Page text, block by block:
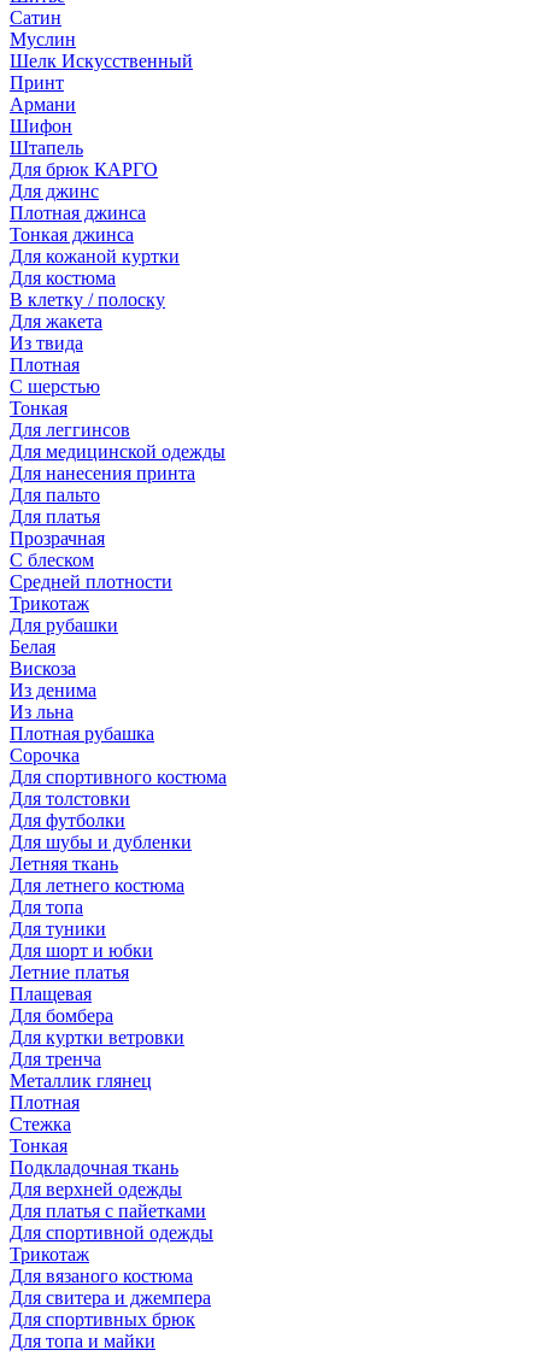
Сатин
Муслин
Шелк Искусственный
Принт
Армани
Шифон
Штапель
Для брюк КАРГО
Для джинс
Плотная джинса
Тонкая джинса
Для кожаной куртки
Для костюма
В клетку / полоску
Для жакета
Из твида
Плотная
С шерстью
Тонкая
Для леггинсов
Для медицинской одежды
Для нанесения принта
Для пальто
Для платья
Прозрачная
С блеском
Средней плотности
Трикотаж
Для рубашки
Белая
Вискоза
Из денима
Из льна
Плотная рубашка
Сорочка
Для спортивного костюма
Для толстовки
Для футболки
Для шубы и дубленки
Летняя ткань
Для летнего костюма
Для топа
Для туники
Для шорт и юбки
Летние платья
Плащевая
Для бомбера
Для куртки ветровки
Для тренча
Металлик глянец
Плотная
Стежка
Тонкая
Подкладочная ткань
Для верхней одежды
Для платья с пайетками
Для спортивной одежды
Трикотаж
Для вязаного костюма
Для свитера и джемпера
Для спортивных брюк
Для топа и майки